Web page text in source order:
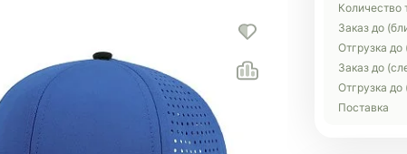
Количество
Заказ до
Отгрузка
Заказ до
Отгрузка
Поставка